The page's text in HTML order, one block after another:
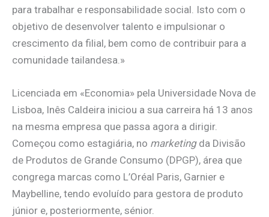
para trabalhar e responsabilidade social. Isto com o
objetivo de desenvolver talento e impulsionar o
crescimento da filial, bem como de contribuir para a
comunidade tailandesa.»
Licenciada em «Economia» pela Universidade Nova de
Lisboa, Inês Caldeira iniciou a sua carreira há 13 anos
na mesma empresa que passa agora a dirigir.
Começou como estagiária, no marketingda Divisão
de Produtos de Grande Consumo (DPGP), área que
congrega marcas como L’Oréal Paris, Garnier e
Maybelline, tendo evoluído para gestora de produto
júnior e, posteriormente, sénior.